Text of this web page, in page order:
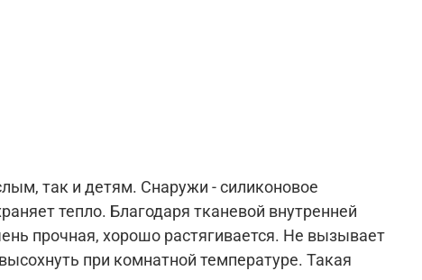
так и детям. Снаружи - силиконовое
тепло. Благодаря тканевой внутренней
прочная, хорошо растягивается. Не вызывает
при комнатной температуре. Такая